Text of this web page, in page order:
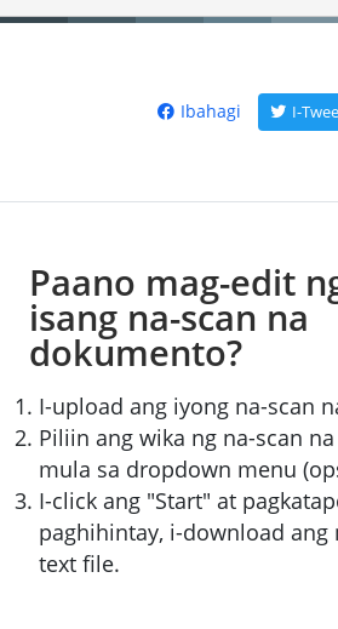
Ibahagi I-
Paano mag-edit
isang na-scan na
dokumento?
I-upload ang iyong na-scan
Piliin ang wika ng na-scan
mula sa dropdown menu
I-click ang "Start" at
paghihintay, i-download ang
text file.